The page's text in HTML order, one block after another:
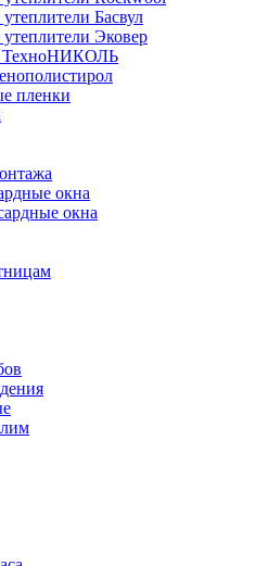
утеплители Басвул
утеплители Эковер
ТехноНИКОЛЬ
пленки
окна
окна